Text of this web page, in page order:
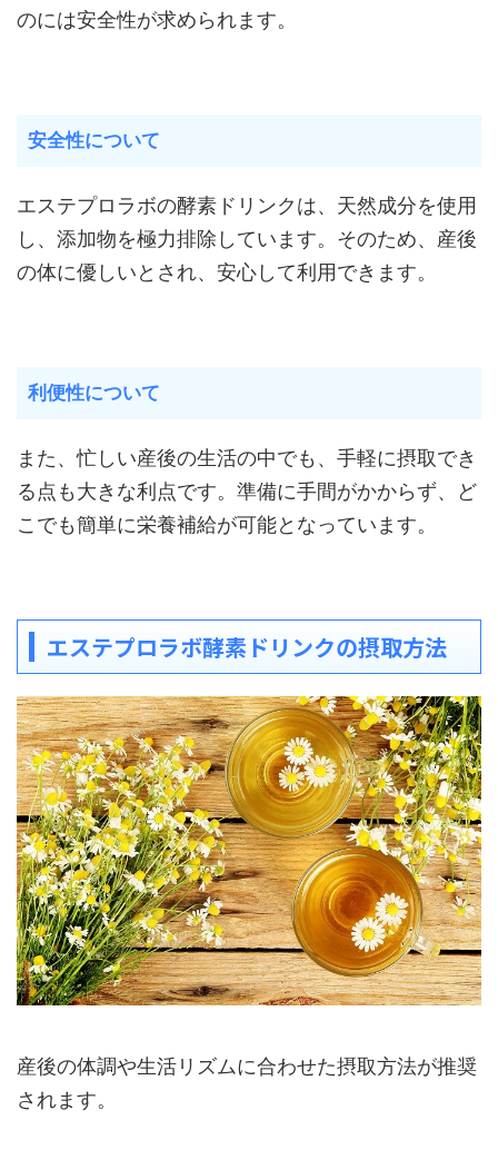
のには安全性が求められます。
安全性について
エステプロラボの酵素ドリンクは、天然成分を使用
し、添加物を極力排除しています。そのため、産後
の体に優しいとされ、安心して利用できます。
利便性について
また、忙しい産後の生活の中でも、手軽に摂取でき
る点も大きな利点です。準備に手間がかからず、ど
こでも簡単に栄養補給が可能となっています。
エステプロラボ酵素ドリンクの摂取方法
産後の体調や生活リズムに合わせた摂取方法が推奨
されます。